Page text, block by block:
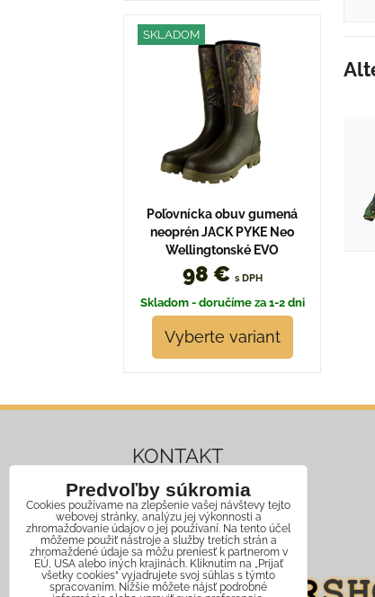
SKLADOM
Poľovnícka obuv gumená
neoprén JACK PYKE Neo
Wellingtonské EVO
98 € s DPH
Skladom - doručíme za 1-2 dni
Vyberte variant
KONTAKT
Mobil: +421 911 466 006
Email: info@jagershop.sk
Predvoľby súkromia
Cookies používame na zlepšenie vašej návštevy tejto
webovej stránky, analýzu jej výkonnosti a
zhromažďovanie údajov o jej používaní. Na tento účel
môžeme použiť nástroje a služby tretích strán a
zhromaždené údaje sa môžu preniesť k partnerom v
EÚ, USA alebo iných krajinách. Kliknutím na „Prijať
všetky cookies“ vyjadrujete svoj súhlas s týmto
spracovaním. Nižšie môžete nájsť podrobné